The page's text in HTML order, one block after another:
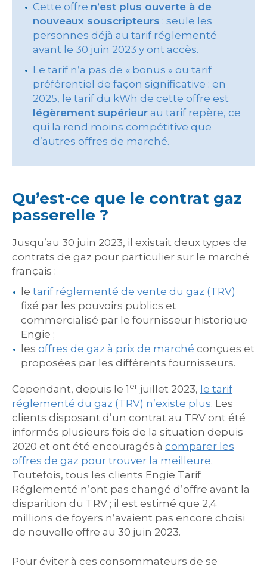
Cette offre n’est plus ouverte à de
nouveaux souscripteurs : seule les
personnes déjà au tarif réglementé
avant le 30 juin 2023 y ont accès.
Le tarif n’a pas de « bonus » ou tarif
préférentiel de façon significative : en
2025, le tarif du kWh de cette offre est
légèrement supérieur au tarif repère, ce
qui la rend moins compétitive que
d’autres offres de marché.
Qu’est-ce que le contrat gaz
passerelle ?
Jusqu’au 30 juin 2023, il existait deux types de
contrats de gaz pour particulier sur le marché
français :
le tarif réglementé de vente du gaz (TRV)
fixé par les pouvoirs publics et
commercialisé par le fournisseur historique
Engie ;
les offres de gaz à prix de marché conçues et
proposées par les différents fournisseurs.
Cependant, depuis le 1 er juillet 2023, le tarif
réglementé du gaz (TRV) n’existe plus. Les
clients disposant d’un contrat au TRV ont été
informés plusieurs fois de la situation depuis
2020 et ont été encouragés à comparer les
offres de gaz pour trouver la meilleure.
Toutefois, tous les clients Engie Tarif
Réglementé n’ont pas changé d’offre avant la
disparition du TRV ; il est estimé que 2,4
millions de foyers n’avaient pas encore choisi
de nouvelle offre au 30 juin 2023.
Pour éviter à ces consommateurs de se